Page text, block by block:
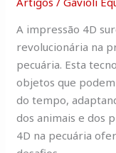
A impressão 4D
revolucionária na
pecuária. Esta
objetos que
do tempo,
dos animais e dos
4D na pecuária